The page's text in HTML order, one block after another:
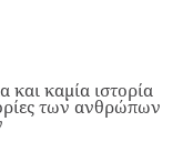
και καμία ιστορία
των ανθρώπων